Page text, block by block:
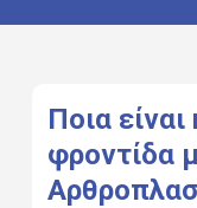
Ποια είναι
φροντίδα